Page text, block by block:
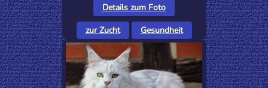
Details zum Foto
zur Zucht
Gesundheit